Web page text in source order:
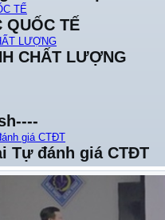
TẾ
QUỐC TẾ
LƯỢNG
CHẤT LƯỢNG
giá CTĐT
Tự đánh giá CTĐT